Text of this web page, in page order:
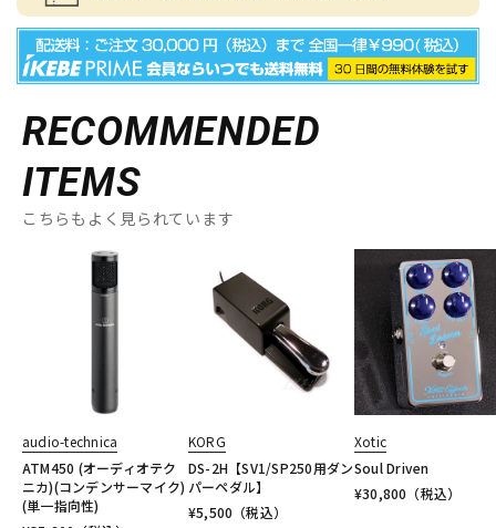
RECOMMENDED
ITEMS
こちらもよく見られています
audio-technica
ATM450 (オーディオテク
ニカ)(コンデンサーマイク)
(単一指向性)
KORG
DS-2H【SV1/SP250用ダン
パーペダル】
¥5,500 （税込）
Xotic
Soul Driven
¥30,800 （税込）